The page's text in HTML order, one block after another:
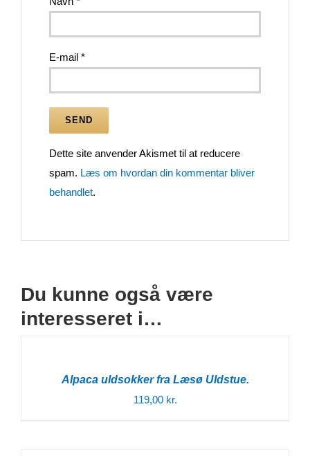
E-mail *
Dette site anvender Akismet til at reducere
spam. Læs om hvordan din kommentar bliver
behandlet.
Du kunne også være
interesseret i…
Alpaca uldsokker fra Læsø Uldstue.
119,00 kr.